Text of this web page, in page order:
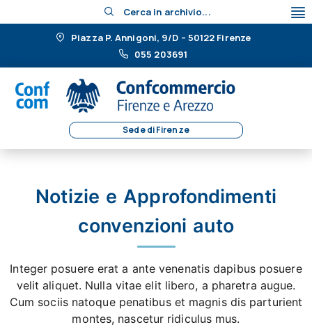
Cerca in archivio...
Piazza P. Annigoni, 9/D – 50122 Firenze
055 203691
Sede di Firenze
Notizie e Approfondimenti
convenzioni auto
Integer posuere erat a ante venenatis dapibus posuere
velit aliquet. Nulla vitae elit libero, a pharetra augue.
Cum sociis natoque penatibus et magnis dis parturient
montes, nascetur ridiculus mus.